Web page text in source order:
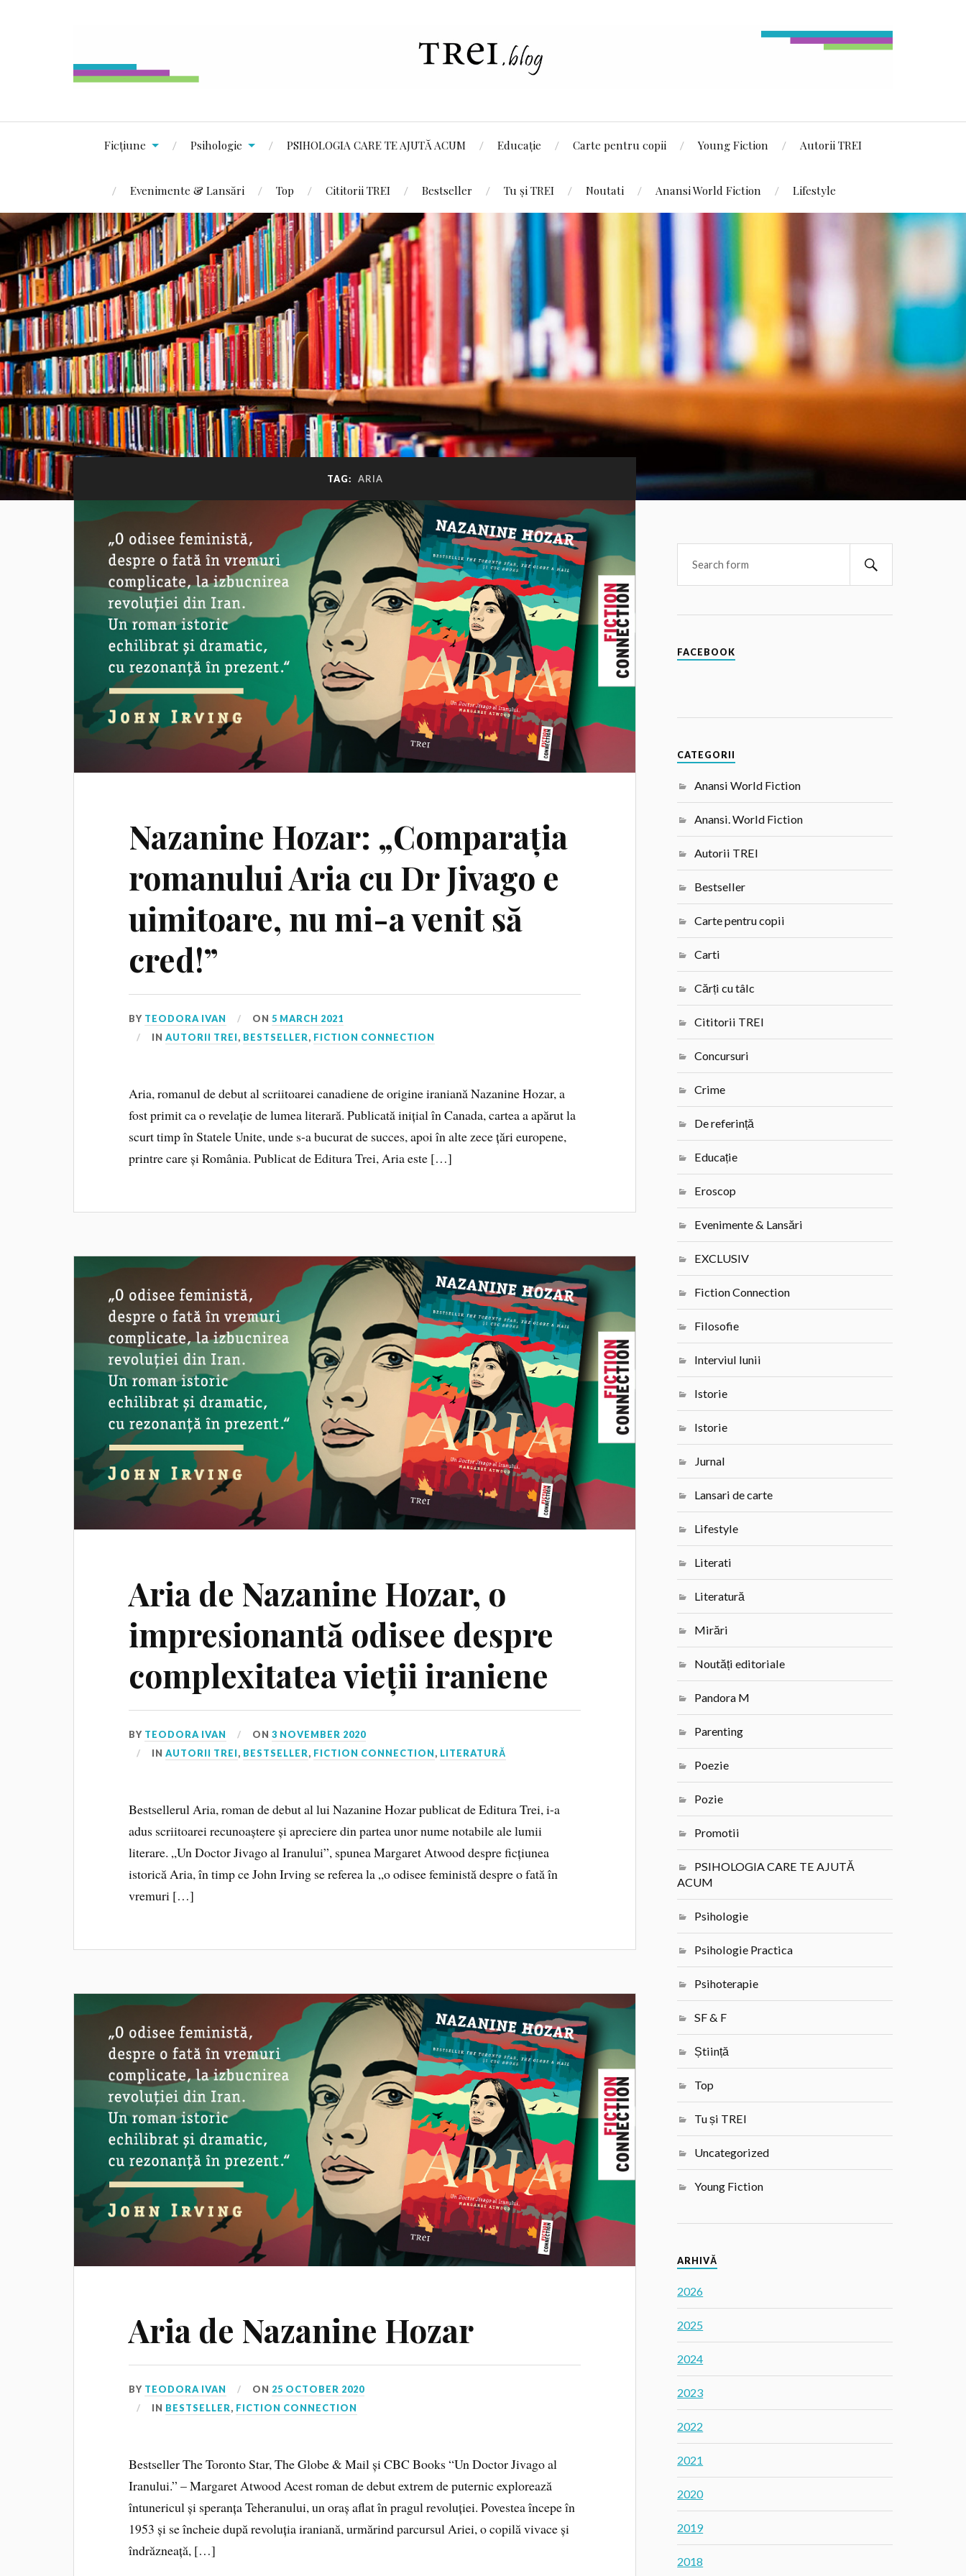
Ficțiune Psihologie PSIHOLOGIA CARE TE AJUTĂ ACUM Educație Carte pentru copii Young Fiction Autorii TREI
Evenimente & Lansări Top Cititorii TREI Bestseller Tu și TREI Noutati Anansi World Fiction Lifestyle
TAG: ARIA
Nazanine Hozar: „Comparația
romanului Aria cu Dr Jivago e
uimitoare, nu mi-a venit să
cred!”
BY TEODORA IVAN ON5 MARCH 2021
INAUTORII TREI, BESTSELLER, FICTION CONNECTION
Aria, romanul de debut al scriitoarei canadiene de origine iraniană Nazanine Hozar, a
fost primit ca o revelație de lumea literară. Publicată inițial în Canada, cartea a apărut la
scurt timp în Statele Unite, unde s-a bucurat de succes, apoi în alte zece țări europene,
printre care și România. Publicat de Editura Trei, Aria este […]
Aria de Nazanine Hozar, o
impresionantă odisee despre
complexitatea vieții iraniene
BY TEODORA IVAN ON3 NOVEMBER 2020
INAUTORII TREI, BESTSELLER, FICTION CONNECTION, LITERATURĂ
Bestsellerul Aria, roman de debut al lui Nazanine Hozar publicat de Editura Trei, i-a
adus scriitoarei recunoaștere și apreciere din partea unor nume notabile ale lumii
literare. „Un Doctor Jivago al Iranului”, spunea Margaret Atwood despre ficțiunea
istorică Aria, în timp ce John Irving se referea la „o odisee feministă despre o fată în
vremuri […]
Aria de Nazanine Hozar
BY TEODORA IVAN ON 25 OCTOBER 2020
IN BESTSELLER, FICTION CONNECTION
Bestseller The Toronto Star, The Globe & Mail și CBC Books “Un Doctor Jivago al
Iranului.” – Margaret Atwood Acest roman de debut extrem de puternic explorează
întunericul și speranța Teheranului, un oraș aflat în pragul revoluției. Povestea începe în
1953 și se încheie după revoluția iraniană, urmărind parcursul Ariei, o copilă vivace și
îndrăzneață, […]
FACEBOOK
CATEGORII
Anansi World Fiction
Anansi. World Fiction
Autorii TREI
Bestseller
Carte pentru copii
Carti
Cărți cu tâlc
Cititorii TREI
Concursuri
Crime
De referință
Educație
Eroscop
Evenimente & Lansări
EXCLUSIV
Fiction Connection
Filosofie
Interviul lunii
Istorie
Istorie
Jurnal
Lansari de carte
Lifestyle
Literati
Literatură
Mirări
Noutăți editoriale
Pandora M
Parenting
Poezie
Pozie
Promotii
PSIHOLOGIA CARE TE AJUTĂ
ACUM
Psihologie
Psihologie Practica
Psihoterapie
SF & F
Știință
Top
Tu și TREI
Uncategorized
Young Fiction
ARHIVĂ
2026
2025
2024
2023
2022
2021
2020
2019
2018